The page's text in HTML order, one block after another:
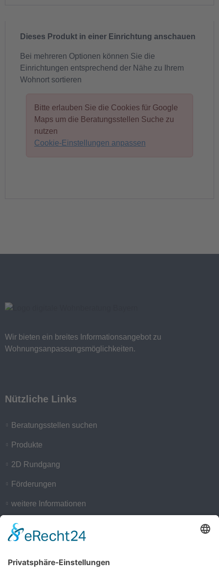
Dieses Produkt in einer Einrichtung anschauen
Bei mehreren Optionen können Sie die
Einrichtungen entsprechend der Nähe zu Ihrem
Wohnort sortieren
Bitte erlauben Sie die Cookies für Google
Maps um die Beratungsstellen Suche zu
nutzen
Cookie-Einstellungen anpassen
Wir bieten ein breites Informationsangebot zu
Wohnungsanpassungsmöglichkeiten.
Nützliche Links
Beratungsstellen suchen
Produkte
2D Rundgang
Förderungen
weitere Informationen